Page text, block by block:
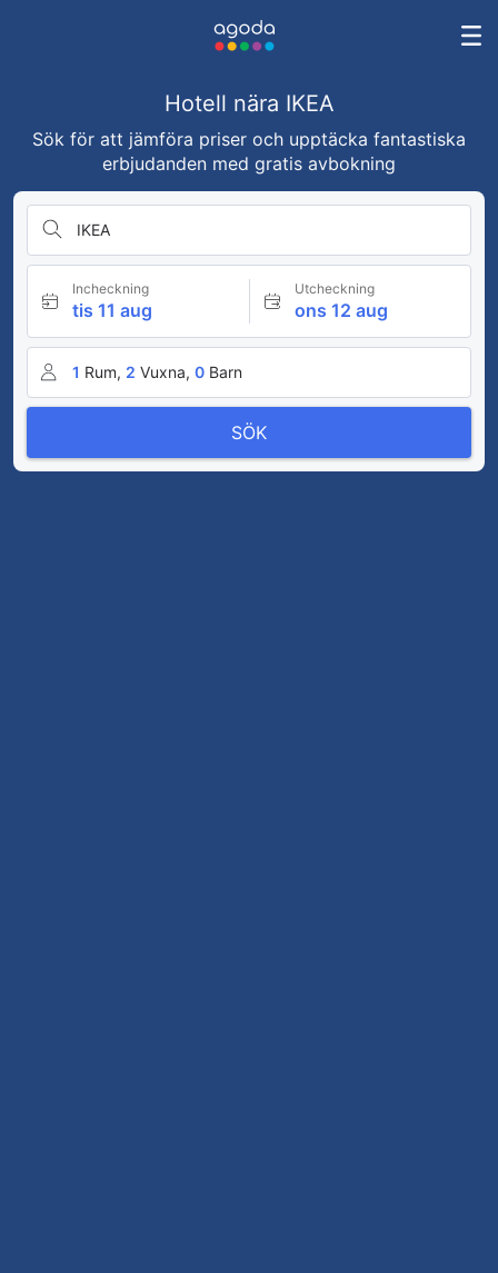
Hotell nära IKEA
Sök för att jämföra priser och upptäcka fantastiska
erbjudanden med gratis avbokning
IKEA
Incheckning
tis 11 aug
Utcheckning
ons 12 aug
1 Rum, 2 Vuxna, 0 Barn
SÖK